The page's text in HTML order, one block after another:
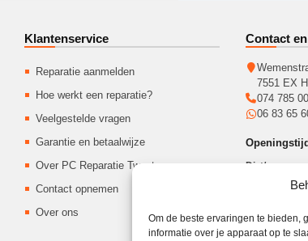
Om de beste ervaringen te bieden,
informatie over je apparaat op te
Klantenservice
Reparatie aanmelden
Hoe werkt een reparatie?
Veelgestelde vragen
Garantie en betaalwijze
Over PC Reparatie Twente
Contact opnemen
Over ons
Contact
7551 EX
074 785
06 83 65
Di. t/m vr.
Btw: